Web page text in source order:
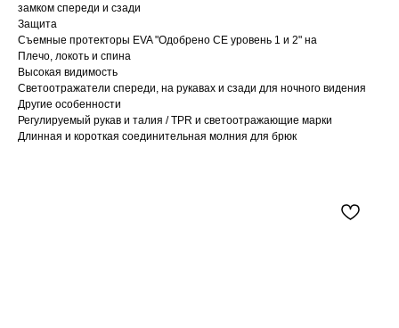
замком спереди и сзади
Защита
Съемные протекторы EVA "Одобрено CE уровень 1 и 2" на
Плечо, локоть и спина
Высокая видимость
Светоотражатели спереди, на рукавах и сзади для ночного видения
Другие особенности
Регулируемый рукав и талия / TPR и светоотражающие марки
Длинная и короткая соединительная молния для брюк